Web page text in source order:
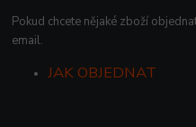
Pokud chcete nějaké zboží
email.
JAK OBJEDNAT